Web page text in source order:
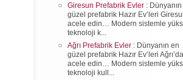
Giresun Prefabrik Evler :
güzel prefabrik Hazır Ev’leri
acele edin… Modern sistemle
teknoloji k...
Ağrı Prefabrik Evler : Dünyanın en
güzel prefabrik Hazır Ev’leri Ağrı’da
acele edin… Modern sistemle
teknoloji kull...